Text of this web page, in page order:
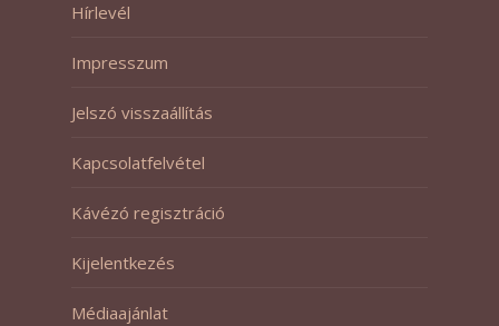
Hírlevél
Impresszum
Jelszó visszaállítás
Kapcsolatfelvétel
Kávézó regisztráció
Kijelentkezés
Médiaajánlat